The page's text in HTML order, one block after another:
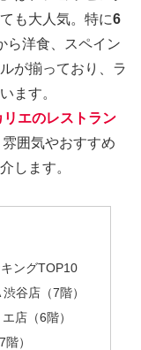
も大人気。特に6
ら洋食、スペイン
が揃っており、ラ
ます。
エのレストラン
囲気やおすすめ
します。
ングTOP10
谷店（7階）
店（6階）
）